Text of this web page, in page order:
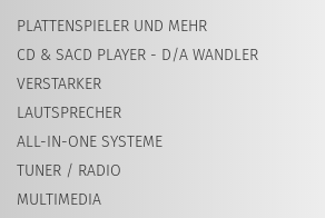
PLATTENSPIELER UND MEHR
CD & SACD PLAYER - D/A WANDLER
VERSTARKER
LAUTSPRECHER
ALL-IN-ONE SYSTEME
TUNER / RADIO
MULTIMEDIA